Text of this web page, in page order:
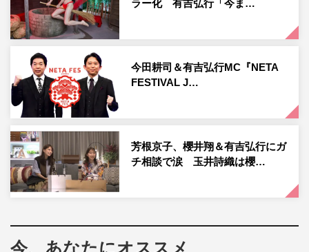
ラー化 有吉弘行「今ま…
今田耕司＆有吉弘行MC『NETA
FESTIVAL J…
芳根京子、櫻井翔＆有吉弘行にガ
チ相談で涙 玉井詩織は櫻…
今、あなたにオススメ